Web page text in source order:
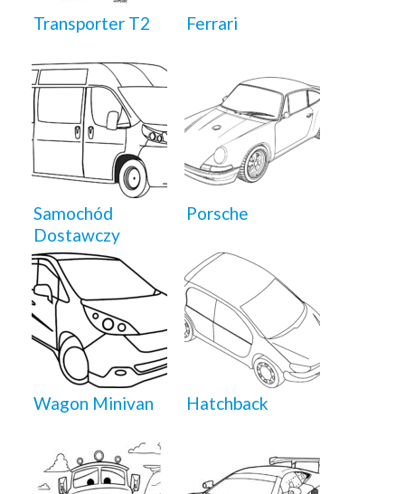
Transporter T2 Ferrari
Samochód
Dostawczy
Porsche
Wagon Minivan Hatchback